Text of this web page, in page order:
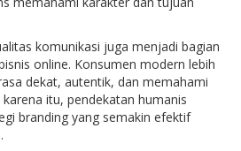
komunikasi juga menjadi bagian
online. Konsumen modern lebih
dekat, autentik, dan memahami
itu, pendekatan humanis
branding yang semakin efektif